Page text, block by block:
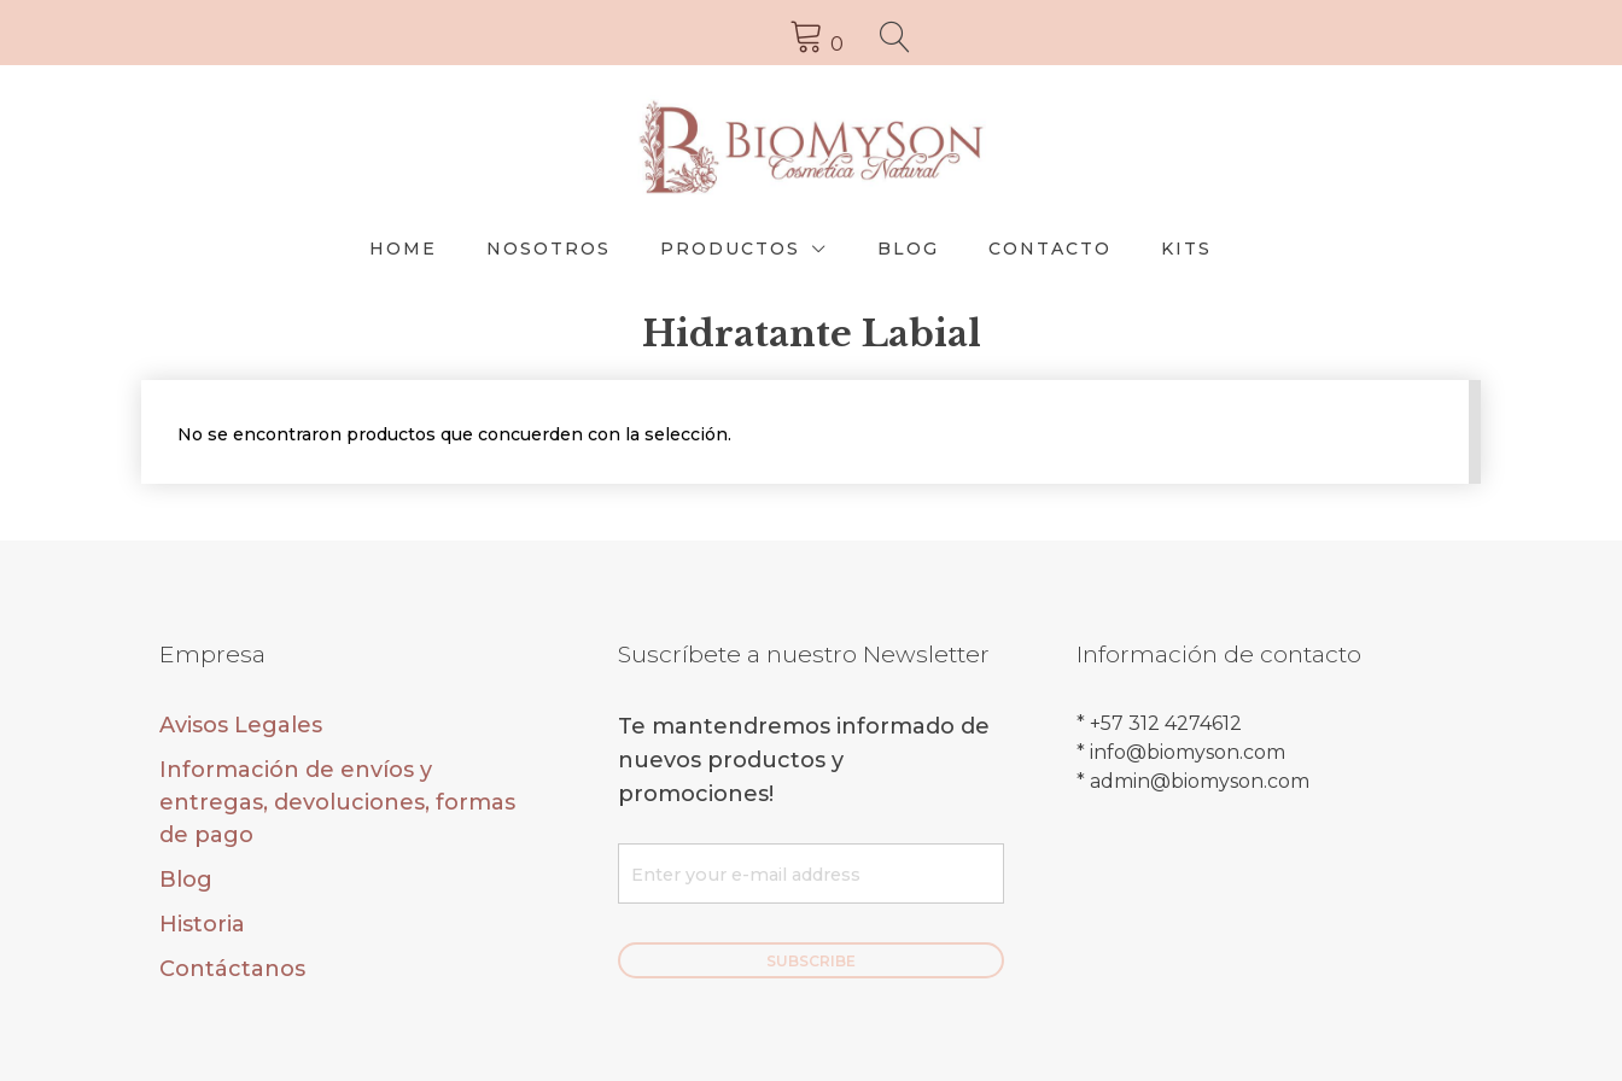
0
HOME NOSOTROS PRODUCTOS BLOG CONTACTO KITS
Hidratante Labial
No se encontraron productos que concuerden con la selección.
Empresa
Avisos Legales
Información de envíos y
entregas, devoluciones, formas
de pago
Blog
Historia
Contáctanos
Suscríbete a nuestro Newsletter
Te mantendremos informado de
nuevos productos y
promociones!
Información de contacto
* +57 312 4274612
* info@biomyson.com
* admin@biomyson.com